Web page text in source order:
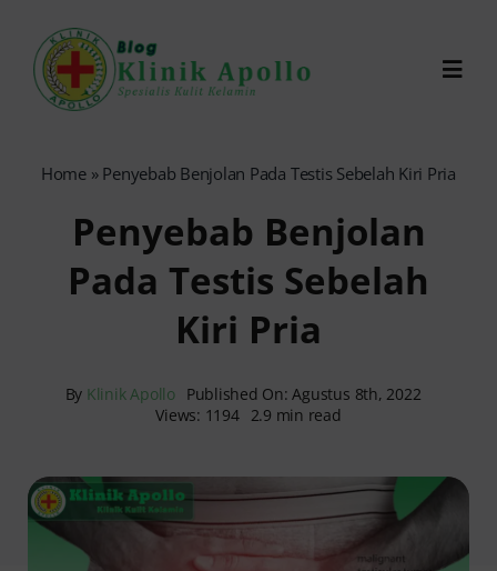
content
0821-1099-9870
Home » Penyebab Benjolan Pada Testis Sebelah Kiri Pria
Penyebab Benjolan
Pada Testis Sebelah
Kiri Pria
By Klinik Apollo Published On: Agustus 8th, 2022
Views: 1194 2.9 min read